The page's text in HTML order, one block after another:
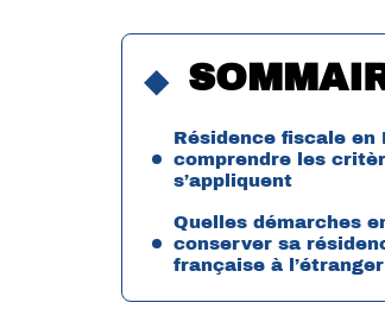
Résidence fiscale en
comprendre les
s’appliquent
Quelles démarches
conserver sa
française à